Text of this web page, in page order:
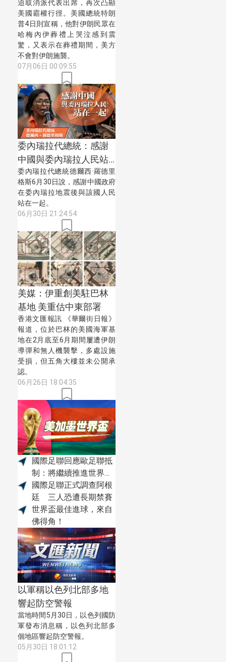
迫取消派代表出席，再次凸顯
美國霸權行徑。美國總統特朗
普4日則宣稱，他對伊朗民眾在
哈梅內伊葬禮上哭泣感到震
驚，又表示在葬禮期間，美方
不會對伊朗施襲。
07月06日 00:09:55
委內瑞拉代總統：感謝
中國與委內瑞拉人民站
在一起
委內瑞拉代總統德爾西·羅德里
格斯6月30日說，感謝中國政府
在委內瑞拉地震後與該國人民
站在一起。
06月30日 21:24:54
美媒：伊重創美駐巴林
基地 美重估中東部署
香港文匯報訊 《華爾街日報》
報道，位於巴林的美國海軍基
地在2月底至6月期間屢遭伊朗
導彈和無人機襲擊，多處設施
受損，但五角大樓並未公開承
認。
06月26日 18:04:35
國際足聯回應歐足聯抵
制：將繼續推進世界盃
私有化磋商
國際足聯正式調查阿根
廷 三人恐遭長期禁賽
世界盃最佳進球，來自
佛得角！
以軍稱以色列北部多地
響起防空警報
當地時間5月30日，以色列國防
軍發布消息稱，以色列北部多
個地區響起防空警報。
05月30日 18:01:12